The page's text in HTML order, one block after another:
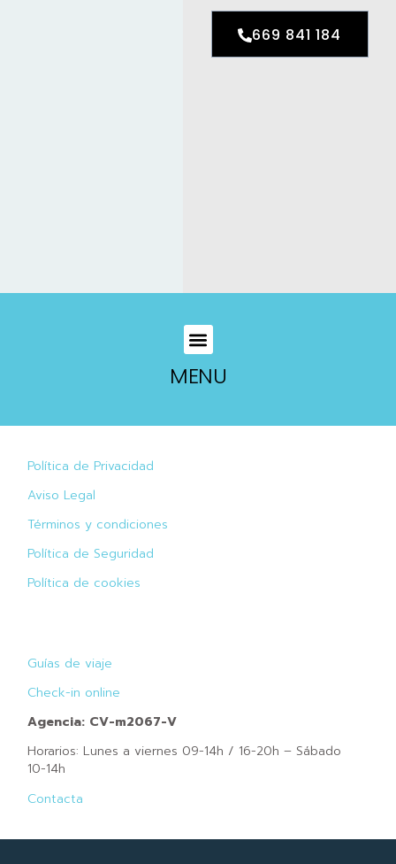
669 841 184
MENU
Política de Privacidad
Aviso Legal
Términos y condiciones
Política de Seguridad
Política de cookies
Guías de viaje
Check-in online
Agencia: CV-m2067-V
Horarios: Lunes a viernes 09-14h / 16-20h – Sábado
10-14h
Contacta